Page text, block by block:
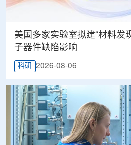
美国多家实验室拟建“材料发
子器件缺陷影响
科研 2026-08-06